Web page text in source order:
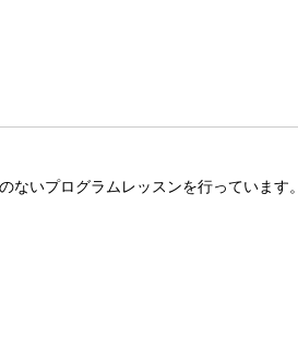
いプログラムレッスンを行っています。